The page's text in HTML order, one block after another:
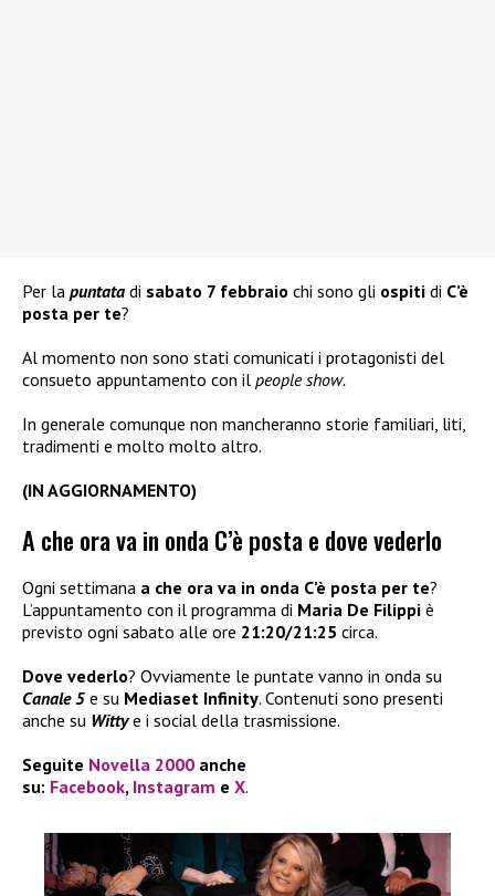
Per la puntata di sabato 7 febbraio chi sono gli ospiti di C’è
posta per te?
Al momento non sono stati comunicati i protagonisti del
consueto appuntamento con il people show.
In generale comunque non mancheranno storie familiari, liti,
tradimenti e molto molto altro.
(IN AGGIORNAMENTO)
A che ora va in onda C’è posta e dove vederlo
Ogni settimana a che ora va in onda C’è posta per te?
L’appuntamento con il programma di Maria De Filippi è
previsto ogni sabato alle ore 21:20/21:25 circa.
Dove vederlo? Ovviamente le puntate vanno in onda su
Canale 5 e su Mediaset Infinity. Contenuti sono presenti
anche su Wittye i social della trasmissione.
Seguite Novella 2000 anche
su: Facebook, Instagram e X.